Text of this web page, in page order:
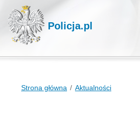
Policja.pl
Strona główna Aktualności